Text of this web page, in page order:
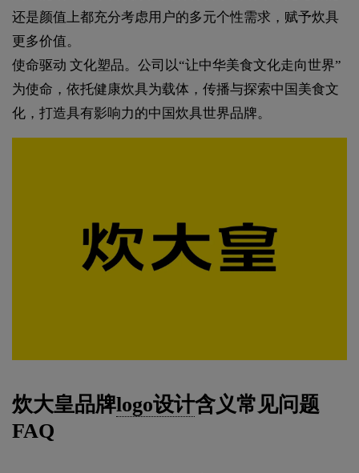
还是颜值上都充分考虑用户的多元个性需求，赋予炊具
更多价值。
使命驱动 文化塑品。公司以“让中华美食文化走向世界”
为使命，依托健康炊具为载体，传播与探索中国美食文
化，打造具有影响力的中国炊具世界品牌。
炊大皇品牌logo设计含义常见问题
FAQ